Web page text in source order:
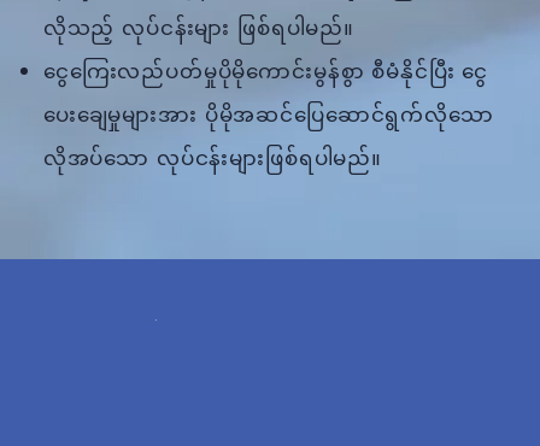
လိုသည့် လုပ်ငန်းများ ဖြစ်ရပါမည်။
ငွေကြေးလည်ပတ်မှုပိုမိုကောင်းမွန်စွာ စီမံနိုင်ပြီး ငွေ
ပေးချေမှုများအား ပိုမိုအဆင်ပြေဆောင်ရွက်လိုသော
လိုအပ်သော လုပ်ငန်းများဖြစ်ရပါမည်။